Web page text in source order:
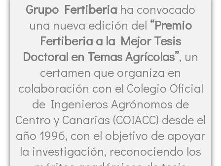
Grupo Fertiberia ha convocado
una nueva edición del “Premio
Fertiberia a la Mejor Tesis
Doctoral en Temas Agrícolas”, un
certamen que organiza en
colaboración con el Colegio Oficial
de Ingenieros Agrónomos de
Centro y Canarias (COIACC) desde el
año 1996, con el objetivo de apoyar
la investigación, reconociendo los